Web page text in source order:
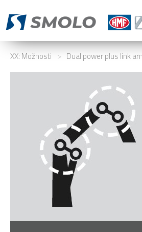
XX: Možnosti > Dual power plus link